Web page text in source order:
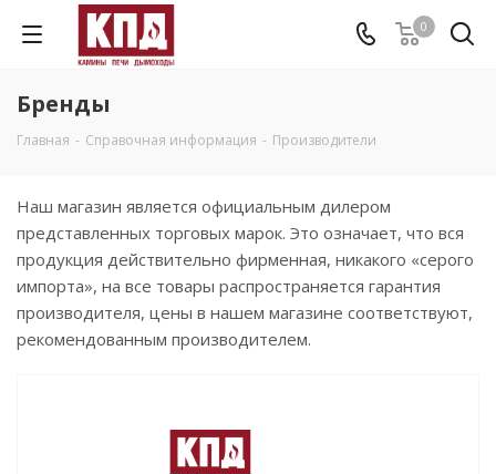
0
Бренды
Главная - Справочная информация - Производители
Наш магазин является официальным дилером
представленных торговых марок. Это означает, что вся
продукция действительно фирменная, никакого «серого
импорта», на все товары распространяется гарантия
производителя, цены в нашем магазине соответствуют,
рекомендованным производителем.